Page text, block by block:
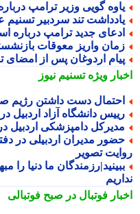
گویی وزیر ترامپ درباره
تند سردبیر تسنیم
جدید ترامپ درباره
واریز معوقات
اردوغان پس از امضای
ویژهتسنیم نیوز
دست داشتن رژیم
دانشگاه آزاد اردبیل در
دامپزشکی اردبیل در
مدیران اردبیلی در دفتر
تصویر
ما دنیا را
فوتبال در صبح فوتبالی